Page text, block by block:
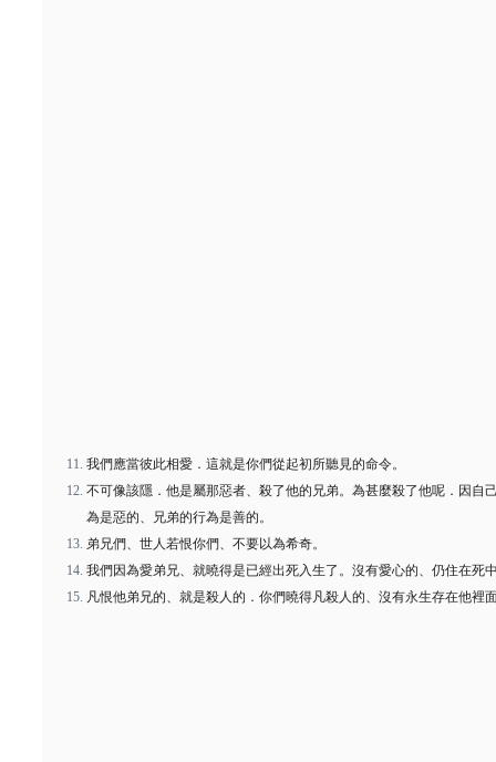
我們應當彼此相愛．這就是你們從起初所聽見的命令。
不可像該隱．他是屬那惡者、殺了他的兄弟。為甚麼殺了他呢．因自
為是惡的、兄弟的行為是善的。
弟兄們、世人若恨你們、不要以為希奇。
我們因為愛弟兄、就曉得是已經出死入生了。沒有愛心的、仍住在死
凡恨他弟兄的、就是殺人的．你們曉得凡殺人的、沒有永生存在他裡